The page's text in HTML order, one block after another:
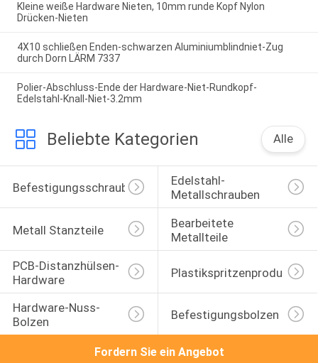
Kleine weiße Hardware Nieten, 10mm runde Kopf Nylon
Drücken-Nieten
4X10 schließen Enden-schwarzen Aluminiumblindniet-Zug
durch Dorn LÄRM 7337
Polier-Abschluss-Ende der Hardware-Niet-Rundkopf-
Edelstahl-Knall-Niet-3.2mm
Beliebte Kategorien Alle
Befestigungsschrauben
Edelstahl-
Metallschrauben
Metall Stanzteile
Bearbeitete
Metallteile
PCB-Distanzhülsen-
Hardware
Plastikspritzenprodukte
Hardware-Nuss-
Bolzen
Befestigungsbolzen
Fordern Sie ein Angebot